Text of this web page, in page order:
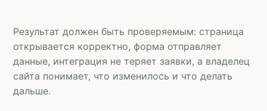
Результат должен быть проверяемым: страница
открывается корректно, форма отправляет
данные, интеграция не теряет заявки, а владелец
сайта понимает, что изменилось и что делать
дальше.